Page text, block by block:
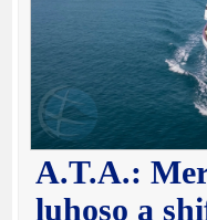
A.T.A.:
luhoso a